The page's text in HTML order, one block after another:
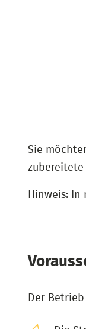
Sie
zubereitete
Hinweis:
Der